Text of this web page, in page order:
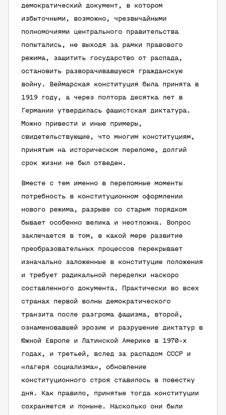
демократический документ, в котором
избыточными, возможно, чрезвычайными
полномочиями центрального правительства
попытались, не выходя за рамки правового
режима, защитить государство от распада,
остановить разворачивавшуюся гражданскую
войну. Веймарская конституция была принята в
1919 году, а через полтора десятка лет в
Германии утвердилась фашистская диктатура.
Можно привести и иные примеры,
свидетельствующие, что многим конституциям,
принятым на историческом переломе, долгий
срок жизни не был отведен.
Вместе с тем именно в переломные моменты
потребность в конституционном оформлении
нового режима, разрыве со старым порядком
бывает особенно велика и неотложна. Вопрос
заключается в том, в какой мере развитие
преобразовательных процессов перекрывает
изначально заложенные в конституцию положения
и требует радикальной переделки наскоро
составленного документа. Практически во всех
странах первой волны демократического
транзита после разгрома фашизма, второй,
ознаменовавшей эрозию и разрушение диктатур в
Южной Европе и Латинской Америке в 1970-х
годах, и третьей, вслед за распадом СССР и
«лагеря социализма», обновление
конституционного строя ставилось в повестку
дня. Как правило, принятые тогда конституции
сохраняются и поныне. Насколько они были